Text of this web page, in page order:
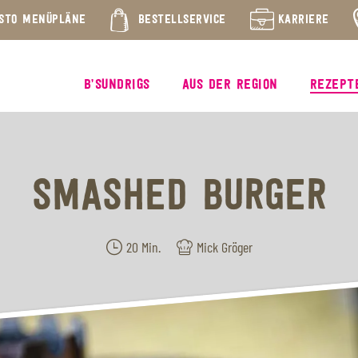
MENÜPLÄNE BESTELLSERVICE KARRIERE
B’SUNDRIGS AUS DER REGION
SMASHED BURGER
20 Min. Mick Gröger